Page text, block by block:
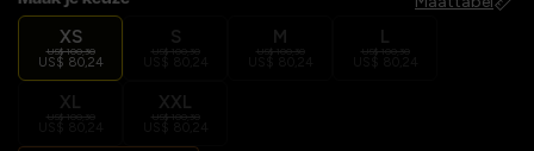
XS
US$ 100,30
US$ 80,24
S
US$ 100,30
M
US$ 100,30
L
US$ 100,30
XL
US$ 100,30
XXL
US$ 100,30